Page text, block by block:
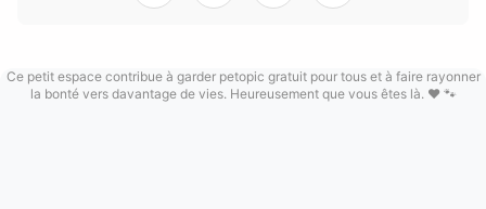
Ce petit espace contribue à garder petopic gratuit pour tous et à faire rayonner
la bonté vers davantage de vies. Heureusement que vous êtes là. ❤️ 🐾